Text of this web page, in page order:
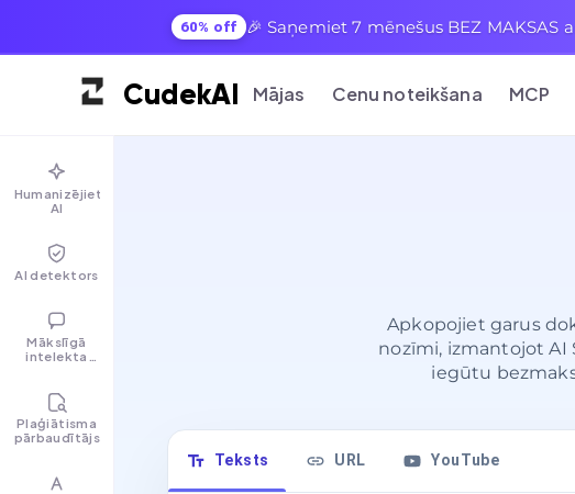
60% off 🎉 Saņemiet 7 mēnešus BEZ
CudekAI Mājas Cenu noteikšana MCP
Humanizējiet
AI
AI detektors
Mākslīgā
intelekta
Plaģiātisma
pārbaudītājs
Apkopojiet garus
nozīmi, izmantojot AI
iegūtu
Teksts URL YouTube